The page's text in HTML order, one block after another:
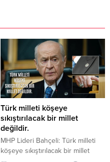
Türk milleti köşeye
sıkıştırılacak bir millet
değildir.
MHP Lideri Bahçeli: Türk milleti
köşeye sıkıştırılacak bir millet